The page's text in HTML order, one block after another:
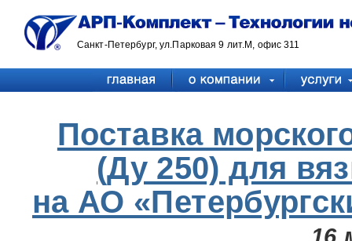
Санкт-Петербург, ул.Парковая 9 лит.М, офис 311
Поставка
(Ду 250) для
на АО